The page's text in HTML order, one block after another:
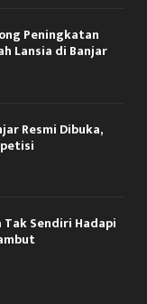
Peningkatan
Lansia di Banjar
Resmi Dibuka,
Sendiri Hadapi